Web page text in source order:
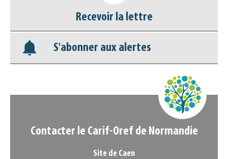
Nos veilles Scoop.it
Appels à projets
Recevoir la lettre
S'abonner aux alertes
Contacter le Carif-Oref de Normandie
Site de Caen